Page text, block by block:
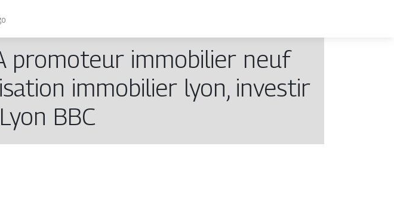
promoteur immobilier neuf
immobilier lyon, investir
BBC